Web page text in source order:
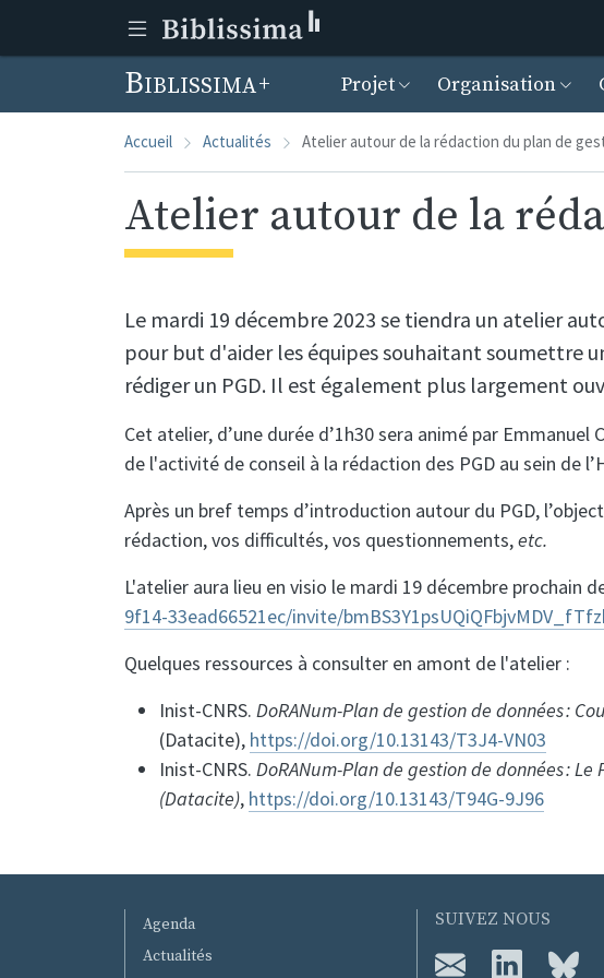
Biblissima Menu principal
Projet Organisation
Accueil Actualités Atelier autour de la rédaction du plan de
Atelier autour de la
Le mardi 19 décembre 2023 se tiendra un atelier
pour but d'aider les équipes souhaitant soumettre
rédiger un PGD. Il est également plus largement
Cet atelier, d’une durée d’1h30 sera animé par
de l'activité de conseil à la rédaction des PGD au sein de
Après un bref temps d’introduction autour du PGD,
rédaction, vos difficultés, vos questionnements,etc.
L'atelier aura lieu en visio le mardi 19 décembre prochain
9f14-33ead66521ec/invite/
Quelques ressources à consulter en amont de l'atelier :
Inist-CNRS. DoRANum-Plan de gestion de données :
(Datacite), https://doi.org/10.13143/T3J4-VN03
Inist-CNRS. DoRANum-Plan de gestion de données :
(Datacite), https://doi.org/10.13143/T94G-9J96
MENU PIED DE PAGE
Agenda
Actualités
SUIVEZ NOUS